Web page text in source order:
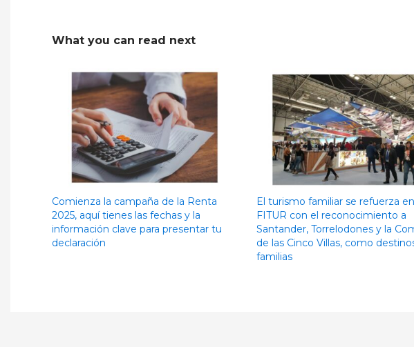
What you can read next
Comienza la campaña de la Renta
2025, aquí tienes las fechas y la
información clave para presentar tu
declaración
El turismo familiar se refuerza en
FITUR con el reconocimiento a
Santander, Torrelodones y la
de las Cinco Villas, como
familias